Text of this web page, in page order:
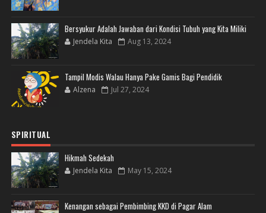
Bersyukur Adalah Jawaban dari Kondisi Tubuh yang Kita Miliki
Jendela Kita Aug 13, 2024
Tampil Modis Walau Hanya Pake Gamis Bagi Pendidik
Alzena Jul 27, 2024
SPIRITUAL
Hikmah Sedekah
Jendela Kita May 15, 2024
Kenangan sebagai Pembimbing KKD di Pagar Alam